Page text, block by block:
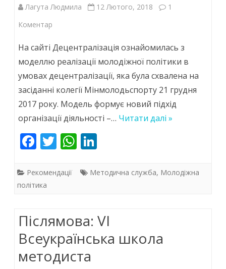
Лагута Людмила 12 Лютого, 2018
1
Коментар
політика
в
умовах
На сайті Децентралізація ознайомилась з
моделлю реалізації молодіжної політики в
умовах децентралізації, яка була схвалена на
засіданні колегії Мінмолодьспорту 21 грудня
2017 року. Модель формує новий підхід
організації діяльності –… Читати далі »
F
e
b
o
k
T
itt
W
at
p
p
k
n
Рекомендації Методична служба, Молодіжна
політика
Післямова: VI
Всеукраїнська школа
методиста